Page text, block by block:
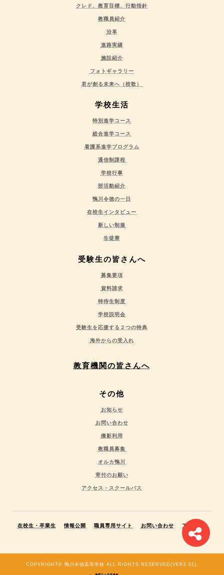
クレド、教育目標、行動指針
教職員紹介
沿革
進路実績
施設紹介
フォトギャラリー
君が創る未来へ（校歌）
学校生活
特別進学コース
総合進学コース
看護系進学プログラム
通信制課程
学校行事
部活動紹介
鴨川令徳の一日
在校生インタビュー
新しい制服
生徒寮
受験生の皆さんへ
募集要項
資料請求
特待生制度
学校説明会
受験生を応援する２つの特典
海外からの受入れ
教育機関の皆さんへ
その他
お知らせ
お問い合わせ
撮影利用
教職員募集
オルカ鴨川
寄付のお願い
アクセス・スクールバス
在校生・卒業生 情報公開 職員専用サイト お問い合わせ アクセス
COPYRIGHT© 鴨川令徳高等学校 ALL RIGHTS RESERVED(VER2.01).